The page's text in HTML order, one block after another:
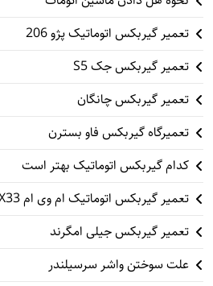
تعمیر گیربکس اتوماتیک پژو 206
تعمیر گیربکس جک S5
تعمیر گیربکس چانگان
تعمیرگاه گیربکس فاو بسترن
کدام گیربکس اتوماتیک بهتر است
تعمیر گیربکس اتوماتیک ام وی ام MVM X33
تعمیر گیربکس جیلی امگرند
علت سوختن واشر سرسیلندر